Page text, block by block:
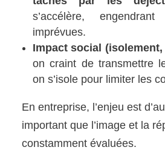
s’accélère,
imprévues.
Impact social
on craint de transmettre
on s’isole pour limiter les
En entreprise, l’enjeu est
important que l’image et la
constamment évaluées.